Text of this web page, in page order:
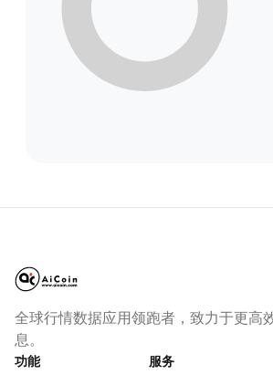
全球行情数据应用领跑者，致力于更高
息。
功能 服务